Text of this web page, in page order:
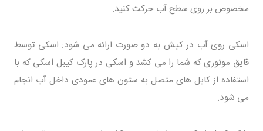
مخصوص بر روی سطح آب حرکت کنید.
اسکی روی آب در کیش به دو صورت ارائه می شود: اسکی توسط
قایق موتوری که شما را می کشد و اسکی در پارک کیبل اسکی که با
استفاده از کابل های متصل به ستون های عمودی داخل آب انجام
می شود.